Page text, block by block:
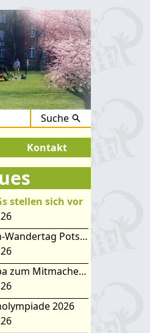
Suche
! Kontakt
stellen sich vor
Latein-Wandertag Potsdam
Europa zum Mitmachen – SIMEP 2026 in Stubice
2026